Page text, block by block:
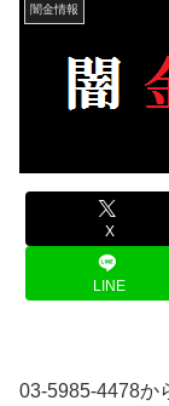
闇金情報
X
LINE
03-5985-4478か